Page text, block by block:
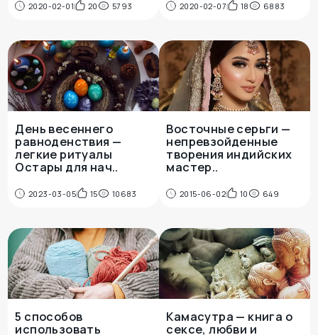
2020-02-01 20 5793 2020-02-07 18 6883
День весеннего
равноденствия —
легкие ритуалы
Остары для нач..
2023-03-05 15 10683
Восточные серьги —
непревзойденные
творения индийских
мастер..
2015-06-02 10 649
5 способов
использовать
Камасутра — книга о
сексе, любви и